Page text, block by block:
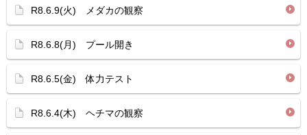
R8.6.9(火) メダカの観察
R8.6.8(月) プール開き
R8.6.5(金) 体力テスト
R8.6.4(木) ヘチマの観察